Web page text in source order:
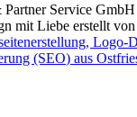
Service
mit Liebe erstellt
Logo-
(SEO) aus